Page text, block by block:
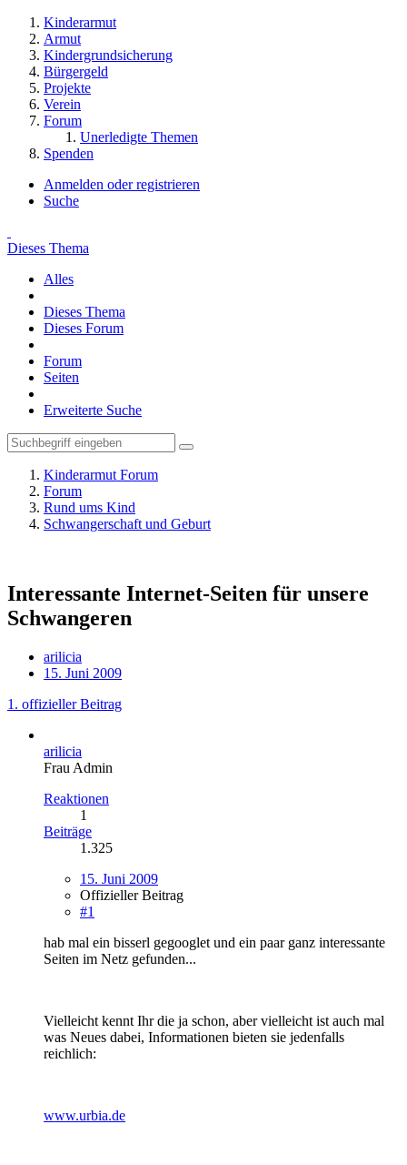
Kinderarmut
Armut
Kindergrundsicherung
Bürgergeld
Projekte
Verein
Forum
Unerledigte Themen
Spenden
Anmelden oder registrieren
Suche
Dieses Thema
Alles
Dieses Thema
Dieses Forum
Forum
Seiten
Erweiterte Suche
Kinderarmut Forum
Forum
Rund ums Kind
Schwangerschaft und Geburt
Interessante Internet-Seiten für unsere
Schwangeren
arilicia
15. Juni 2009
1. offizieller Beitrag
arilicia
Frau Admin
Reaktionen
1
Beiträge
1.325
15. Juni 2009
Offizieller Beitrag
#1
hab mal ein bisserl gegooglet und ein paar ganz interessante
Seiten im Netz gefunden...
Vielleicht kennt Ihr die ja schon, aber vielleicht ist auch mal
was Neues dabei, Informationen bieten sie jedenfalls
reichlich:
www.urbia.de